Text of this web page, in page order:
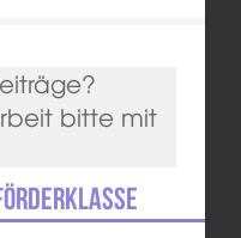
bitte mit